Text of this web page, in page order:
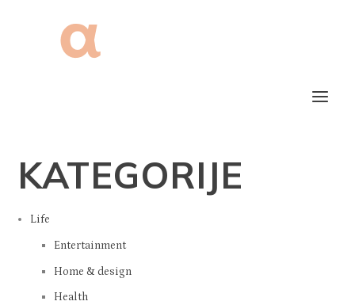
KATEGORIJE
Life
Entertainment
Home & design
Health